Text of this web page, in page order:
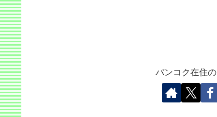
バンコク在住